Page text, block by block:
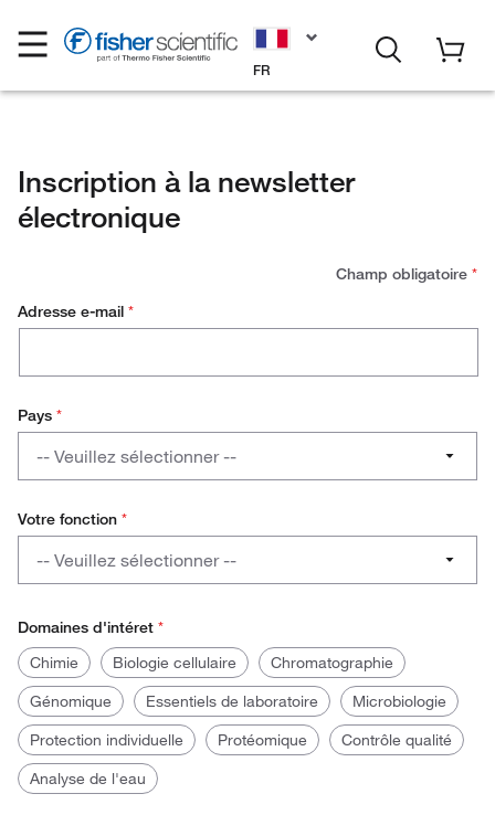
FR
Inscription à la newsletter
électronique
Champ obligatoire *
Adresse e-mail *
Pays *
-- Veuillez sélectionner --
Belgium
Finland
France
Germany
Ireland
Votre fonction *
fonction
-- Veuillez sélectionner --
Gestion du laboratoire
Chercheur scientifique
Technicien de laboratoire
Technicien de production
Domaines d'intéret *
Required
Domaines
d'intéret
Chimie Biologie cellulaire
Chromatographie
Génomique
Essentiels de laboratoire
Microbiologie
Protection individuelle
Protéomique
Contrôle qualité
Analyse de l'eau